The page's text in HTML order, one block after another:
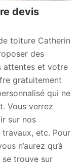
devis
toiture Catherin
des
attentes et votre
gratuitement
qui ne
Vous verrez
sur nos
etc. Pour
n’aurez qu’à
trouve sur